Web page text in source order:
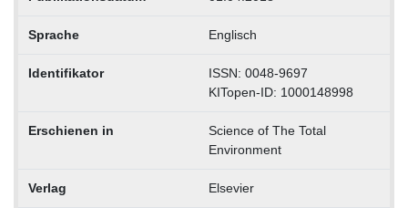
Sprache Englisch
Identifikator
ISSN: 0048-9697
KITopen-ID: 1000148998
Erschienen in
Science of The Total
Environment
Verlag Elsevier